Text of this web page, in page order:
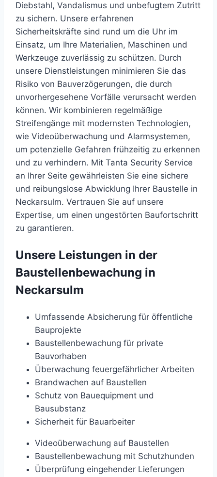
Diebstahl, Vandalismus und unbefugtem Zutritt
zu sichern. Unsere erfahrenen
Sicherheitskräfte sind rund um die Uhr im
Einsatz, um Ihre Materialien, Maschinen und
Werkzeuge zuverlässig zu schützen. Durch
unsere Dienstleistungen minimieren Sie das
Risiko von Bauverzögerungen, die durch
unvorhergesehene Vorfälle verursacht werden
können. Wir kombinieren regelmäßige
Streifengänge mit modernsten Technologien,
wie Videoüberwachung und Alarmsystemen,
um potenzielle Gefahren frühzeitig zu erkennen
und zu verhindern. Mit Tanta Security Service
an Ihrer Seite gewährleisten Sie eine sichere
und reibungslose Abwicklung Ihrer Baustelle in
Neckarsulm. Vertrauen Sie auf unsere
Expertise, um einen ungestörten Baufortschritt
zu garantieren.
Unsere Leistungen in der
Baustellenbewachung in
Neckarsulm
Umfassende Absicherung für öffentliche
Bauprojekte
Baustellenbewachung für private
Bauvorhaben
Überwachung feuergefährlicher Arbeiten
Brandwachen auf Baustellen
Schutz von Bauequipment und
Bausubstanz
Sicherheit für Bauarbeiter
Videoüberwachung auf Baustellen
Baustellenbewachung mit Schutzhunden
Überprüfung eingehender Lieferungen